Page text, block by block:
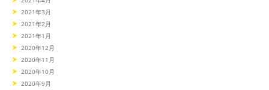
2021年3月
2021年2月
2021年1月
2020年12月
2020年11月
2020年10月
2020年9月